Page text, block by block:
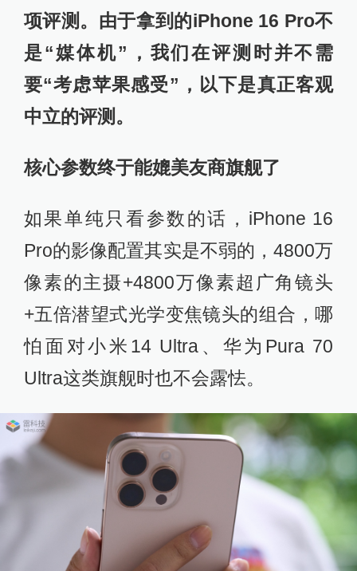
项评测。由于拿到的iPhone 16 Pro不
是“媒体机”，我们在评测时并不需
要“考虑苹果感受”，以下是真正客观
中立的评测。
核心参数终于能媲美友商旗舰了
如果单纯只看参数的话，iPhone 16
Pro的影像配置其实是不弱的，4800万
像素的主摄+4800万像素超广角镜头
+五倍潜望式光学变焦镜头的组合，哪
怕面对小米14 Ultra、华为Pura 70
Ultra这类旗舰时也不会露怯。